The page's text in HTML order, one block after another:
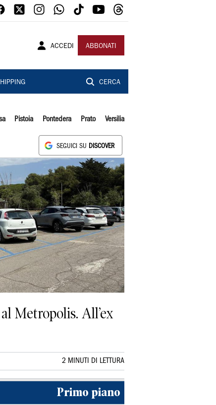
ACCEDI ABBONATI
CERCA
Pistoia Pontedera Prato Versilia
SEGUICI SU DISCOVER
Metropolis. All’ex
2 MINUTI DI LETTURA
Primo piano